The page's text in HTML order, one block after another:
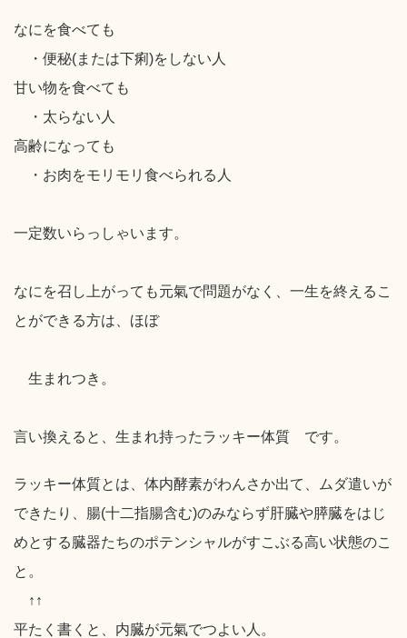
なにを食べても
・便秘(または下痢)をしない人
甘い物を食べても
・太らない人
高齢になっても
・お肉をモリモリ食べられる人
一定数いらっしゃいます。
なにを召し上がっても元氣で問題がなく、一生を終えるこ
とができる方は、ほぼ
生まれつき。
言い換えると、生まれ持ったラッキー体質 です。
ラッキー体質とは、体内酵素がわんさか出て、ムダ遣いが
できたり、腸(十二指腸含む)のみならず肝臓や膵臓をはじ
めとする臓器たちのポテンシャルがすこぶる高い状態のこ
と。
↑↑
平たく書くと、内臓が元氣でつよい人。